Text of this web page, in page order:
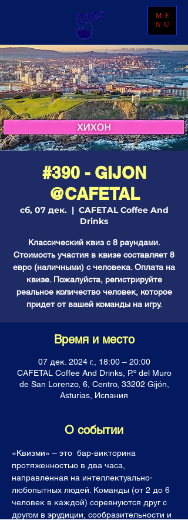
ME
NU
#390 - GIJON
@CAFETAL
сб, 07 дек.
  |
CAFETAL Coffee And
Drinks
Классический квиз с 8 раундами.
Стоимость участия в квизе составляет 8
евро (наличными) с человека. Оплата на
квизе. Пожалуйста, регистрируйте
реальное количество человек, которое
придет от вашей команды на игру.
Время и место
07 дек. 2024 г., 18:00 – 20:00
CAFETAL Coffee And Drinks, P.º del Muro
de San Lorenzo, 6, Centro, 33202 Gijón,
Asturias, Испания
О событии
«Квизми» – это  бар-викторина
протяженностью в два часа,
направленная на интеллектуально-
любопытных людей. Команды (от 2 до 6
человек в каждой) соревнуются друг с
другом в эрудиции, сообразительности и